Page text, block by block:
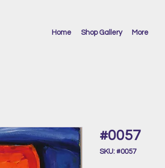
Home Shop Gallery More
#0057
SKU: #0057